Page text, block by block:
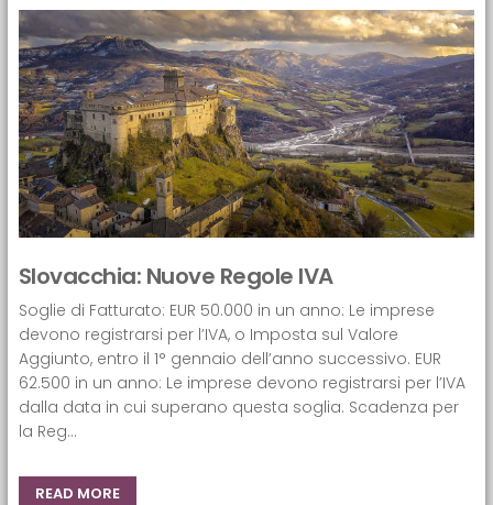
Slovacchia: Nuove Regole IVA
Soglie di Fatturato: EUR 50.000 in un anno: Le imprese
devono registrarsi per l’IVA, o Imposta sul Valore
Aggiunto, entro il 1° gennaio dell’anno successivo. EUR
62.500 in un anno: Le imprese devono registrarsi per l’IVA
dalla data in cui superano questa soglia. Scadenza per
la Reg...
READ MORE